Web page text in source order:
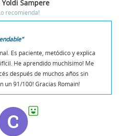
Sampere
recomienda!
Es paciente, metódico y explica
He aprendido muchísimo! Me
después de muchos años sin
un 91/100! Gracias Romain!
C